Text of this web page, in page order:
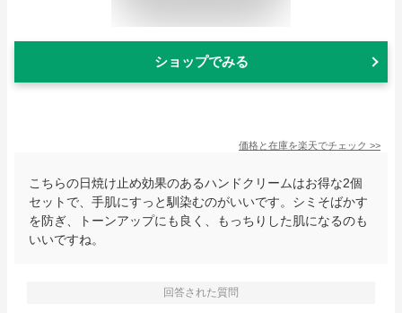
ショップでみる
価格と在庫を楽天でチェック >>
こちらの日焼け止め効果のあるハンドクリームはお得な2個
セットで、手肌にすっと馴染むのがいいです。シミそばかす
を防ぎ、トーンアップにも良く、もっちりした肌になるのも
いいですね。
回答された質問